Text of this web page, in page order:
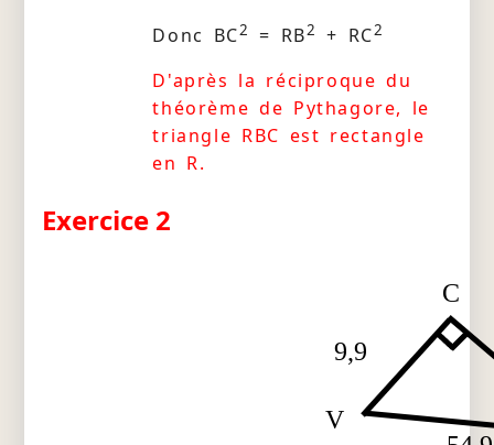
Donc BC2 = RB2 + RC2
D'après la réciproque du
théorème de Pythagore, le
triangle RBC est rectangle
en R.
Exercice 2
C
V
9,9